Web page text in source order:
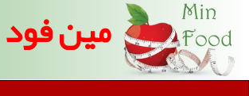
مین فود